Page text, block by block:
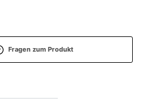
Fragen zum Produkt